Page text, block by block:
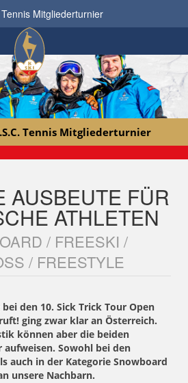
Mitgliederturnier
Tennis Mitgliederturnier
AUSBEUTE FÜR
ATHLETEN
/ FREESKI /
/ FREESTYLE
den 10. Sick Trick Tour Open
ging zwar klar an Österreich.
können aber die beiden
Sowohl bei den
auch in der Kategorie Snowboard
unsere Nachbarn.